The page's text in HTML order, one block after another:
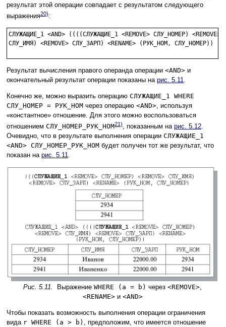
результат этой операции совпадает с результатом следующего
выражения20):
СЛУЖАЩИЕ_1 <AND> ((((СЛУЖАЩИЕ_1 <REMOVE> СЛУ_НОМЕР) <REMOVE>
СЛУ_ИМЯ) <REMOVE> СЛУ_ЗАРП) <RENAME> (РУК_НОМ, СЛУ_НОМЕР))
Результат вычисления правого операнда операции <AND> и
окончательный результат операции показаны на рис. 5.11
Конечно же, можно выразить операцию СЛУЖАЩИЕ_1 WHERE
СЛУ_НОМЕР = РУК_НОМ через операцию <AND> , используя
«константное» отношение. Для этого можно воспользоваться
отношением СЛУ_НОМЕР_РУК_НОМ21), показанным на рис. 5.12.
Очевидно, что в результате выполнения операции СЛУЖАЩИЕ_1
<AND> СЛУ_НОМЕР_РУК_НОМ будет получен тот же результат, что
показан на рис. 5.11.
Рис. 5.11. Выражение WHERE (a = b) через <REMOVE>
<RENAME>и <AND>
Чтобы показать возможность выполнения операции ограничения
вида r WHERE (a > b)
, предположим, что имеется отношение